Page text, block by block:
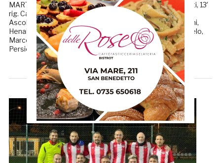
MARTINSICURO-RAGNOLA 1-2 MARCATORI: 10′ Capriotti, 13′
rig. Cavazzini, 30′ Mezzio MARTINSICURO: Capacchietti,
Ascolani, Curumi, Cipolloni, Pula, Di Crescenzo, Napoletani,
Henaieche, Capriotti, Albanesi, Vezi. A disp. Catto, D’Angelo,
Marconi Sciarroni, Mezzio, Sosa, Bollettini, Condrut,
Persichino, Zabala. […]